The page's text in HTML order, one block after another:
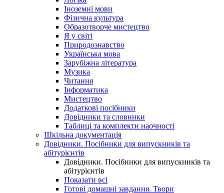
Іноземні мови
Фізична культура
Образотворче мистецтво
Я у світі
Природознавство
Українська мова
Зарубіжна література
Музика
Читання
Інформатика
Мистецтво
Додаткові посібники
Довідники та словники
Таблиці та комплекти наочності
Шкільна документація
Довідники. Посібники для випускників та
абітурієнтів
Довідники. Посібники для випускників та
абітурієнтів
Показати всі
Готові домашні завдання. Твори